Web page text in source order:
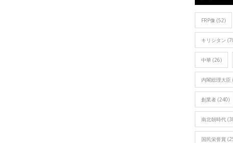
FRP像 (52)
キリシタン
中華 (26)
内閣総理大臣
創業者 (240)
南北朝時代
国民栄誉賞